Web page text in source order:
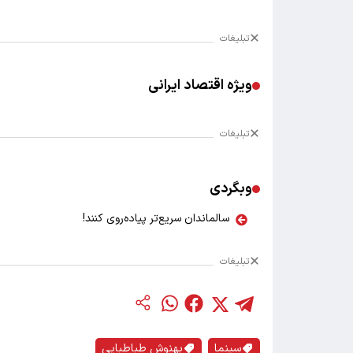
تبلیغات
ویژه اقتصاد ایرانی
تبلیغات
وبگردی
سالماندان سریع‌تر پیاده‌روی کنند!
تبلیغات
سینما بهنوش طباطبایی